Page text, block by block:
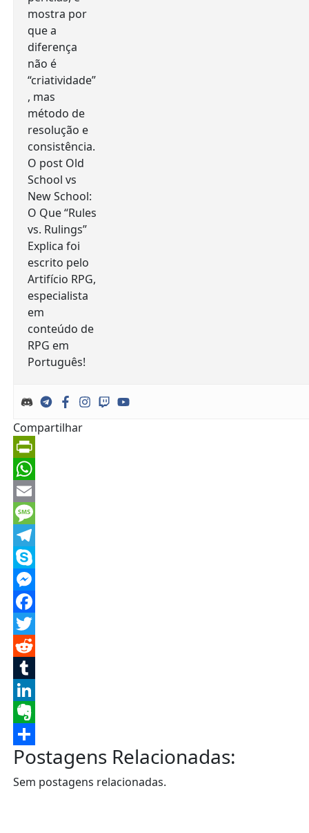
Compartilhar
PrintFriendly
WhatsApp
Email
Message
Telegram
Skype
Messenger
Facebook
Twitter
Reddit
Tumblr
LinkedIn
Evernote
Share
Postagens Relacionadas:
Sem postagens relacionadas.